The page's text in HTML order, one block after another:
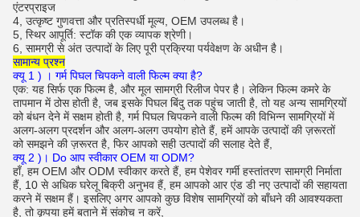
एंटरप्राइज
4, उत्कृष्ट गुणवत्ता और प्रतिस्पर्धी मूल्य, OEM उपलब्ध है।
5, स्थिर आपूर्ति: स्टॉक की एक व्यापक श्रेणी।
6, सामग्री से अंत उत्पादों के लिए पूरी प्रक्रिया पर्यवेक्षण के अधीन है।
सामान्य प्रश्न
क्यू 1 ) । गर्म पिघल चिपकने वाली फिल्म क्या है?
एक: यह सिर्फ एक फिल्म है, और मूल सामग्री रिलीज पेपर है। लेकिन फिल्म कमरे के
तापमान में ठोस होती है, जब इसके पिघल बिंदु तक पहुंच जाती है, तो यह अन्य सामग्रियों
को बंधन देने में सक्षम होती है, गर्म पिघल चिपकने वाली फिल्म की विभिन्न सामग्रियों में
अलग-अलग प्रदर्शन और अलग-अलग उपयोग होते हैं, हमें आपके उत्पादों की ज़रूरतों
को समझने की ज़रूरत है, फिर आपको सही उत्पादों की सलाह देते हैं,
क्यू 2 )। Do आप स्वीकार OEM या ODM?
हाँ, हम OEM और ODM स्वीकार करते हैं, हम पेशेवर गर्मी हस्तांतरण सामग्री निर्माता
हैं, 10 से अधिक घरेलू बिक्री अनुभव हैं, हम आपको आर एंड डी नए उत्पादों की सहायता
करने में सक्षम हैं। इसलिए अगर आपको कुछ विशेष सामग्रियों को बाँधने की आवश्यकता
है, तो कृपया हमें बताने में संकोच न करें,